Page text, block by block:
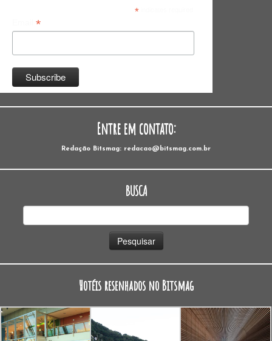
*indicates required
*
Entre em contato:
Redação Bitsmag: redacao@bitsmag.com.br
BUSCA
Hotéis resenhados no Bitsmag